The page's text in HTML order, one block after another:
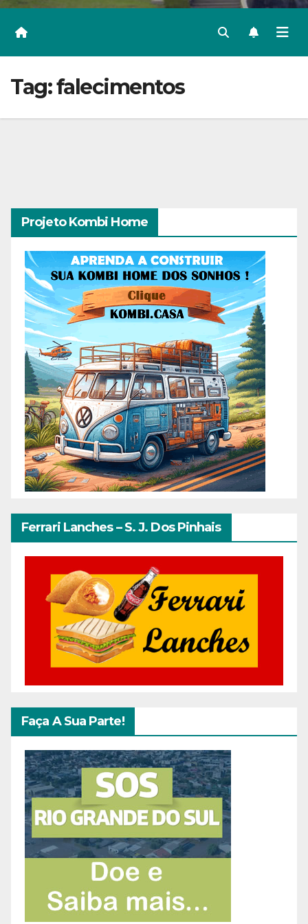
Tag:falecimentos
Projeto Kombi Home
Ferrari Lanches – S. J. Dos Pinhais
Faça A Sua Parte!